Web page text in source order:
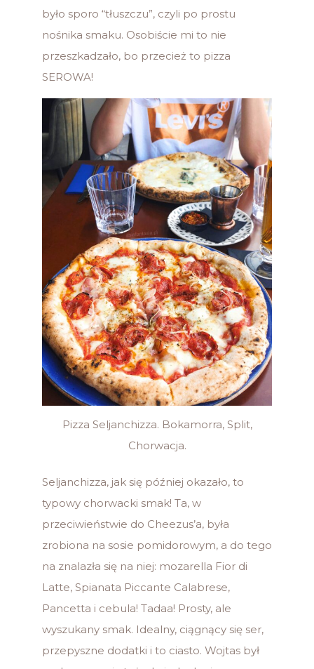
było sporo “tłuszczu”, czyli po prostu
nośnika smaku. Osobiście mi to nie
przeszkadzało, bo przecież to pizza
SEROWA!
Pizza Seljanchizza. Bokamorra, Split,
Chorwacja.
Seljanchizza, jak się później okazało, to
typowy chorwacki smak! Ta, w
przeciwieństwie do Cheezus’a, była
zrobiona na sosie pomidorowym, a do tego
na znalazła się na niej: mozarella Fior di
Latte, Spianata Piccante Calabrese,
Pancetta i cebula! Tadaa! Prosty, ale
wyszukany smak. Idealny, ciągnący się ser,
przepyszne dodatki i to ciasto. Wojtas był